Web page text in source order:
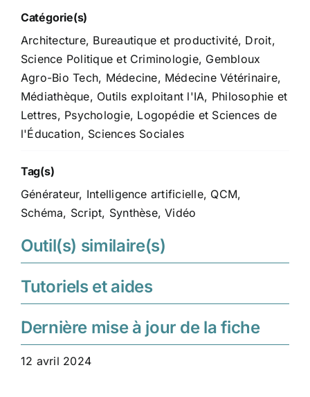
Catégorie(s)
Architecture, Bureautique et productivité, Droit,
Science Politique et Criminologie, Gembloux
Agro-Bio Tech, Médecine, Médecine Vétérinaire,
Médiathèque, Outils exploitant l'IA, Philosophie et
Lettres, Psychologie, Logopédie et Sciences de
l'Éducation, Sciences Sociales
Tag(s)
Générateur, Intelligence artificielle, QCM,
Schéma, Script, Synthèse,Vidéo
Outil(s) similaire(s)
Tutoriels et aides
Dernière mise à jour de la fiche
12 avril 2024